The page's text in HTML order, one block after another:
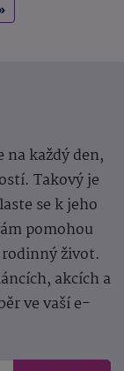
každý den,
Takový je
se k jeho
pomohou
život.
akcích a
ve vaší e-